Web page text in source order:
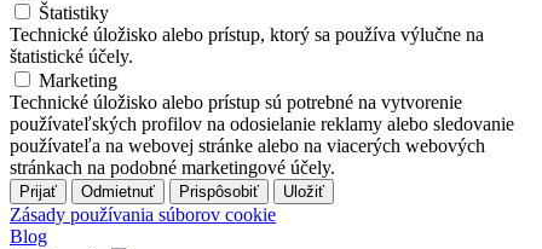
Štatistiky
Technické úložisko alebo prístup, ktorý sa používa výlučne na
štatistické účely.
Marketing
Technické úložisko alebo prístup sú potrebné na vytvorenie
používateľských profilov na odosielanie reklamy alebo sledovanie
používateľa na webovej stránke alebo na viacerých webových
stránkach na podobné marketingové účely.
Prijať Odmietnuť Prispôsobiť Uložiť
Zásady používania súborov cookie
Blog